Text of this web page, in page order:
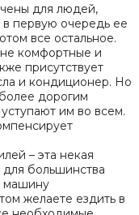
для людей,
первую очередь ее
все остальное.
не комфортные и
присутствует
и кондиционер. Но
дорогим
им во всем.
– эта некая
большинства
машину
желаете ездить в